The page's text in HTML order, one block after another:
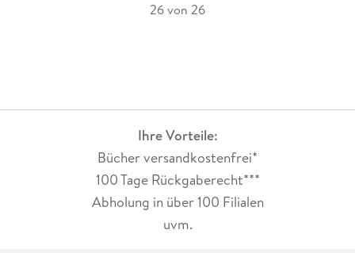
26 von 26
Ihre Vorteile:
Bücher versandkostenfrei*
100 Tage Rückgaberecht***
Abholung in über 100 Filialen
uvm.